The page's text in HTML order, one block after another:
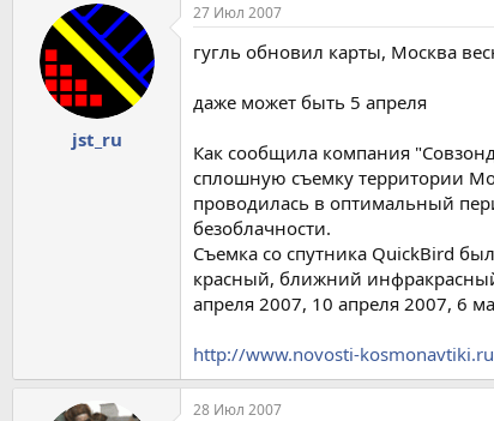
jst_ru
27 Июл 2007
гугль обновил карты, Москва
даже может быть 5 апреля
Как сообщила компания
сплошную съемку территории
проводилась в оптимальный
безоблачности.
Съемка со спутника QuickBird
красный, ближний
апреля 2007, 10 апреля 2007, 6
http://www.novosti-
28 Июл 2007